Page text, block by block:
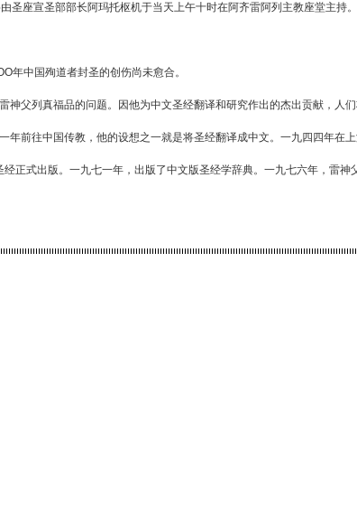
座宣圣部部长阿玛托枢机于当天上午十时在阿齐雷阿列主教座堂主
年中国殉道者封圣的创伤尚未愈合。
父列真福品的问题。因他为中文圣经翻译和研究作出的杰出贡献，人
前往中国传教，他的设想之一就是将圣经翻译成中文。一九四四年在
式出版。一九七一年，出版了中文版圣经学辞典。一九七六年，雷